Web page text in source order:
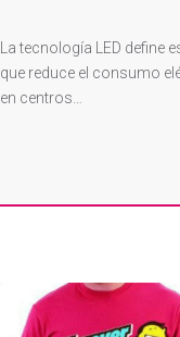
La tecnología LED
que reduce el consumo
en centros…